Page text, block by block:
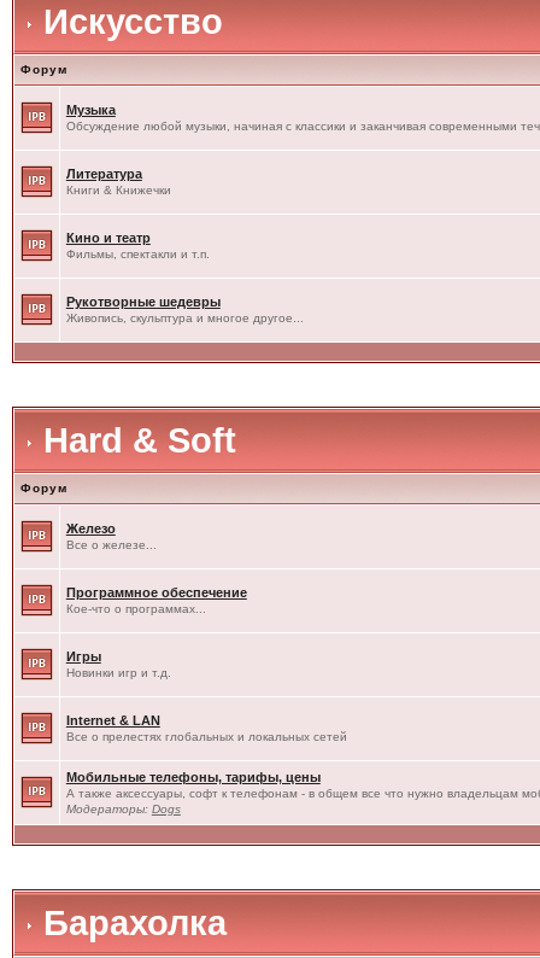
Искусство
Форум
Музыка
Обсуждение любой музыки, начиная с классики и заканчивая современными
Литература
Книги & Книжечки
Кино и театр
Фильмы, спектакли и т.п.
Рукотворные шедевры
Живопись, скульптура и многое другое...
Hard & Soft
Форум
Железо
Все о железе...
Программное обеспечение
Кое-что о программах...
Игры
Новинки игр и т.д.
Internet & LAN
Все о прелестях глобальных и локальных сетей
Мобильные телефоны, тарифы, цены
А также аксессуары, софт к телефонам - в общем все что нужно владельцам
Модераторы: Dogs
Барахолка